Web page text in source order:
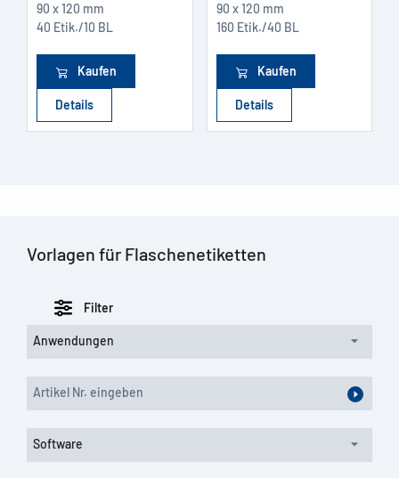
90 x 120 mm
40 Etik./10 BL
Kaufen
Details
90 x 120 mm
160 Etik./40 BL
Kaufen
Details
Vorlagen für Flaschenetiketten
Filter
Anwendungen
Software